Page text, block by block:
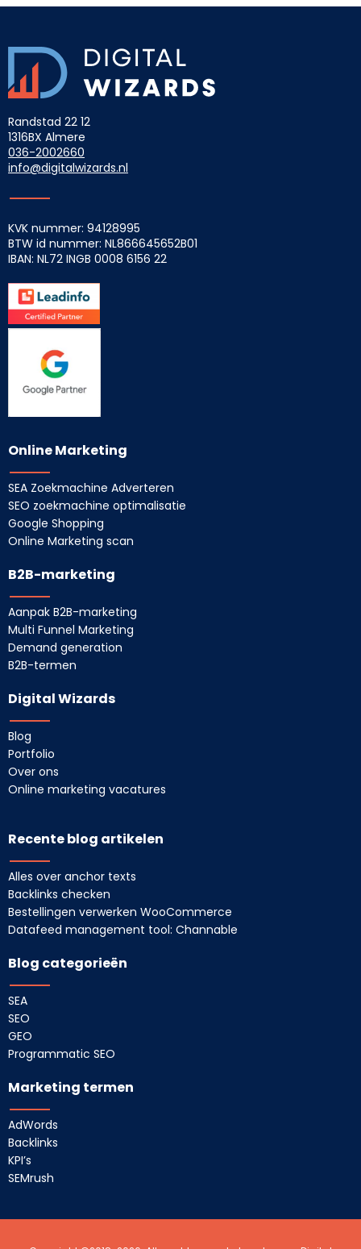
Randstad 22 12
1316BX Almere
036-2002660
info@digitalwizards.nl
KVK nummer: 94128995
BTW id nummer: NL866645652B01
IBAN: NL72 INGB 0008 6156 22
Online Marketing
SEA Zoekmachine Adverteren
SEO zoekmachine optimalisatie
Google Shopping
Online Marketing scan
B2B-marketing
Aanpak B2B-marketing
Multi Funnel Marketing
Demand generation
B2B-termen
Digital Wizards
Blog
Portfolio
Over ons
Online marketing vacatures
Recente blog artikelen
Alles over anchor texts
Backlinks checken
Bestellingen verwerken WooCommerce
Datafeed management tool: Channable
Blog categorieën
SEA
SEO
GEO
Programmatic SEO
Marketing termen
AdWords
Backlinks
KPI’s
SEMrush